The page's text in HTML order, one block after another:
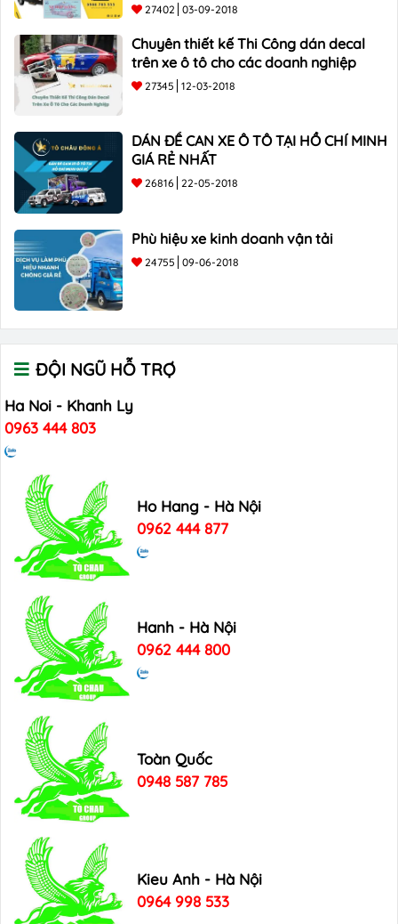
27402 03-09-2018
Chuyên thiết kế Thi Công dán decal
trên xe ô tô cho các doanh nghiệp
27345 12-03-2018
DÁN ĐỀ CAN XE Ô TÔ TẠI HỒ CHÍ MINH
GIÁ RẺ NHẤT
26816 22-05-2018
Phù hiệu xe kinh doanh vận tải
24755 09-06-2018
ĐỘI NGŨ HỖ TRỢ
Ha Noi - Khanh Ly
0963 444 803
Ho Hang - Hà Nội
0962 444 877
Hanh - Hà Nội
0962 444 800
Toàn Quốc
0948 587 785
Kieu Anh - Hà Nội
0964 998 533